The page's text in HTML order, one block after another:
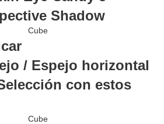
Shadow
/ Espejo horizontal
con estos